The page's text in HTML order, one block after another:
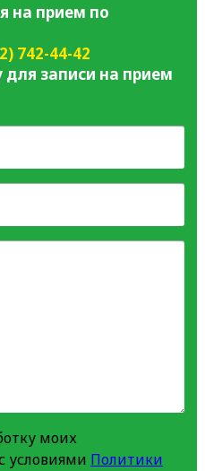
на прием по
742-44-42
записи на прием
моих
условиями Политики